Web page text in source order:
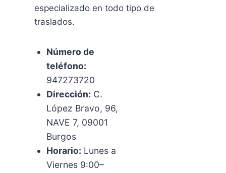
especializado en todo tipo de
traslados.
Número de
teléfono:
947273720
Dirección: C.
López Bravo, 96,
NAVE 7, 09001
Burgos
Horario: Lunes a
Viernes 9:00–